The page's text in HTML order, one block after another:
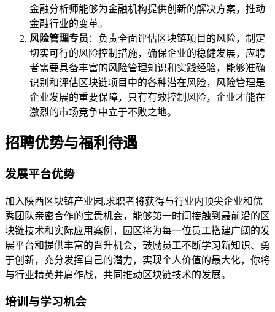
金融分析师能够为金融机构提供创新的解决方案，推动
金融行业的变革。
风险管理专员 ：负责全面评估区块链项目的风险，制定
切实可行的风险控制措施，确保企业的稳健发展，应聘
者需要具备丰富的风险管理知识和实践经验，能够准确
识别和评估区块链项目中的各种潜在风险，风险管理是
企业发展的重要保障，只有有效控制风险，企业才能在
激烈的市场竞争中立于不败之地。
招聘优势与福利待遇
发展平台优势
加入陕西区块链产业园,求职者将获得与行业内顶尖企业和优
秀团队亲密合作的宝贵机会，能够第一时间接触到最前沿的区
块链技术和实际应用案例，园区将为每一位员工搭建广阔的发
展平台和提供丰富的晋升机会，鼓励员工不断学习新知识、勇
于创新，充分发挥自己的潜力，实现个人价值的最大化，你将
与行业精英并肩作战，共同推动区块链技术的发展。
培训与学习机会